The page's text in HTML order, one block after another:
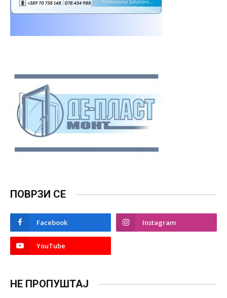
ПОВРЗИ СЕ
Facebook Instagram
YouTube
НЕ ПРОПУШТАЈ